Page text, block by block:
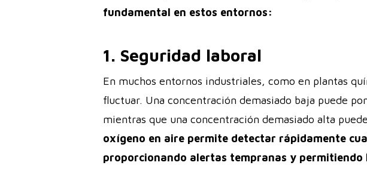
fundamental en estos entornos:
1. Seguridad laboral
En muchos entornos industriales, como en plantas
fluctuar. Una concentración demasiado baja puede
mientras que una concentración demasiado alta
oxígeno en aire permite detectar rápidamente
proporcionando alertas tempranas y